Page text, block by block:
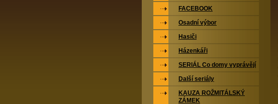
FACEBOOK
Osadní výbor
Hasiči
Házenkáři
SERIÁL Co domy vyprávějí
Další seriály
KAUZA ROŽMITÁLSKÝ
ZÁMEK